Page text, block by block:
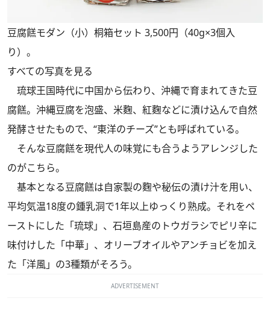
豆腐餻モダン（小）桐箱セット 3,500円（40g×3個入
り）。
すべての写真を見る
琉球王国時代に中国から伝わり、沖縄で育まれてきた豆
腐餻。沖縄豆腐を泡盛、米麴、紅麴などに漬け込んで自然
発酵させたもので、“東洋のチーズ”とも呼ばれている。
そんな豆腐餻を現代人の味覚にも合うようアレンジした
のがこちら。
基本となる豆腐餻は自家製の麴や秘伝の漬け汁を用い、
平均気温18度の鍾乳洞で1年以上ゆっくり熟成。それをペ
ーストにした「琉球」、石垣島産のトウガラシでピリ辛に
味付けした「中華」、オリーブオイルやアンチョビを加え
た「洋風」の3種類がそろう。
ADVERTISEMENT